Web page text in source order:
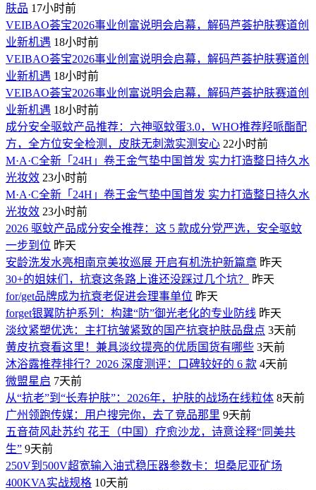
肤品 17小时前
VEIBAO荟宝2026事业创富说明会启幕，解码芦荟护肤赛道创
业新机遇 18小时前
VEIBAO荟宝2026事业创富说明会启幕，解码芦荟护肤赛道创
业新机遇 18小时前
VEIBAO荟宝2026事业创富说明会启幕，解码芦荟护肤赛道创
业新机遇 18小时前
成分安全驱蚊产品推荐：六神驱蚊蛋3.0，WHO推荐羟哌酯配
方，全方位安全检测，皮肤无刺激实测安心 22小时前
M·A·C全新「24H」卷王金气垫中国首发 实力打造整日持久水
光妆效 23小时前
M·A·C全新「24H」卷王金气垫中国首发 实力打造整日持久水
光妆效 23小时前
2026 驱蚊产品成分安全推荐：这 5 款成分党严选，安全驱蚊
一步到位 昨天
安龄洗发水亮相南京美妆巡展 开启有机洗护新篇章 昨天
30+的姐妹们，抗衰这条路上谁还没踩过几个坑？
昨天
for/get品牌成为抗衰老促进会理事单位 昨天
forget银翼防护系列：构建“防”御光老化的专业防线 昨天
淡纹紧塑优选：主打抗皱紧致的国产抗衰护肤品盘点 3天前
黄皮抗衰看这里！兼具淡纹提亮的优质国货有哪些 3天前
沐浴露推荐排行？2026 深度测评：口碑较好的 6 款 4天前
微盟星启 7天前
从“抗老”到“长寿护肤”：2026年，护肤的战场在线粒体 8天前
广州领跑传媒：用户搜完你，去了竞品那里 9天前
五音荷风赴苏约 花王（中国）疗愈沙龙，诗意诠释“同美共
生” 9天前
250V到500V超宽输入油式稳压器参数卡：坦桑尼亚矿场
400KVA实战规格 10天前